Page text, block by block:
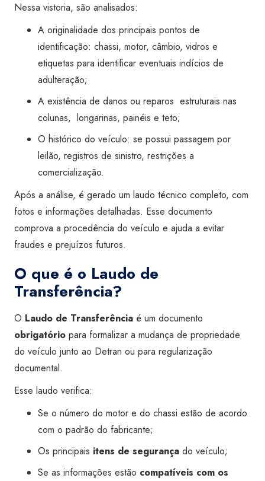
Mazzei
Tucuruvi
quantidade
Nessa vistoria, são analisados:
A originalidade dos principais pontos de
identificação: chassi, motor, câmbio, vidros e
etiquetas para identificar eventuais indícios de
adulteração;
A existência de danos ou reparos estruturais nas
colunas, longarinas, painéis e teto;
O histórico do veículo: se possui passagem por
leilão, registros de sinistro, restrições a
comercialização.
Após a análise, é gerado um laudo técnico completo, com
fotos e informações detalhadas. Esse documento
comprova a procedência do veículo e ajuda a evitar
fraudes e prejuízos futuros.
O que é o Laudo de
Transferência?
O Laudo de Transferência é um documento
obrigatório para formalizar a mudança de propriedade
do veículo junto ao Detran ou para regularização
documental.
Esse laudo verifica:
Se o número do motor e do chassi estão de acordo
com o padrão do fabricante;
Os principais itens de segurança do veículo;
Se as informações estão compatíveis com os